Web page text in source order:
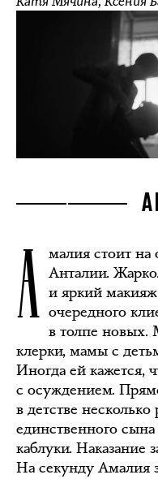
А малия стоит
Анталии.
и яркий
очередного
в толпе
клерки, мамы с
Иногда ей кажется,
с осуждением.
в детстве несколько
единственного
каблуки. Наказание
На секунду Амалия